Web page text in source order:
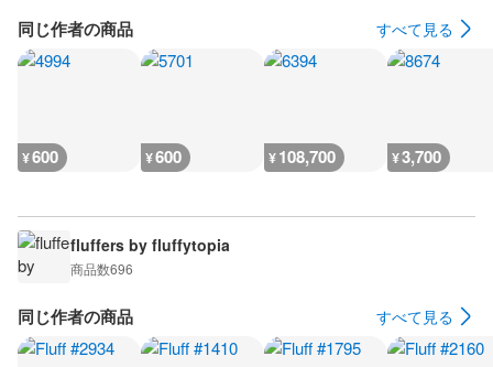
同じ作者の商品 すべて見る
¥600 ¥600 ¥108,700 ¥3,700
fluffers by fluffytopia
商品数696
同じ作者の商品 すべて見る